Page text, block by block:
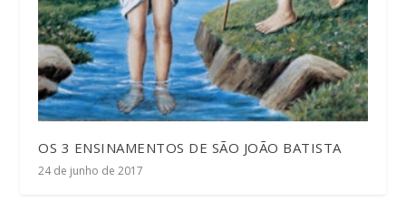
OS 3 ENSINAMENTOS DE SÃO JOÃO BATISTA
24 de junho de 2017